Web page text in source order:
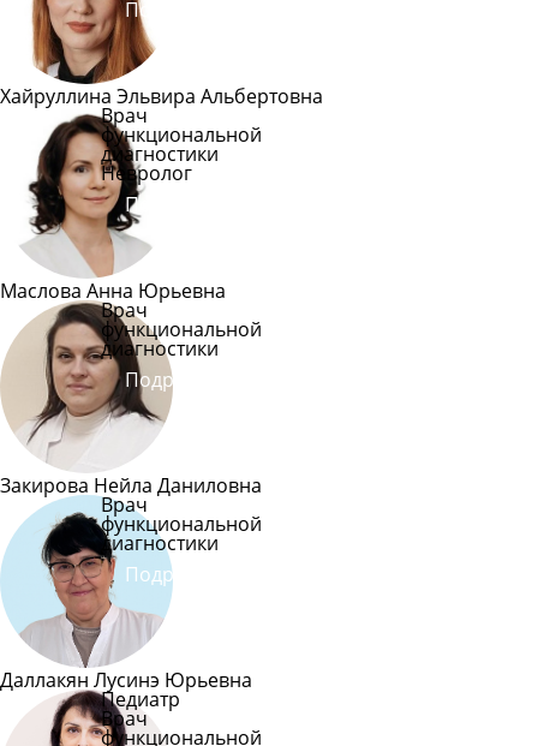
Подробнее
Хайруллина Эльвира Альбертовна
Врач
функциональной
диагностики
Невролог
Подробнее
Маслова Анна Юрьевна
Врач
функциональной
диагностики
Подробнее
Закирова Нейла Даниловна
Врач
функциональной
диагностики
Подробнее
Даллакян Лусинэ Юрьевна
Педиатр
Врач
функциональной